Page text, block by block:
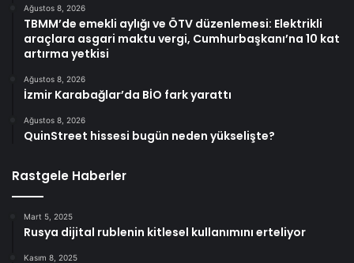
Ağustos 8, 2026
TBMM’de emekli aylığı ve ÖTV düzenlemesi: Elektrikli
araçlara asgari maktu vergi, Cumhurbaşkanı’na 10 kat
artırma yetkisi
Ağustos 8, 2026
İzmir Karabağlar’da BİO fark yarattı
Ağustos 8, 2026
QuinStreet hissesi bugün neden yükselişte?
Rastgele Haberler
Mart 5, 2025
Rusya dijital rublenin kitlesel kullanımını erteliyor
Kasım 8, 2025